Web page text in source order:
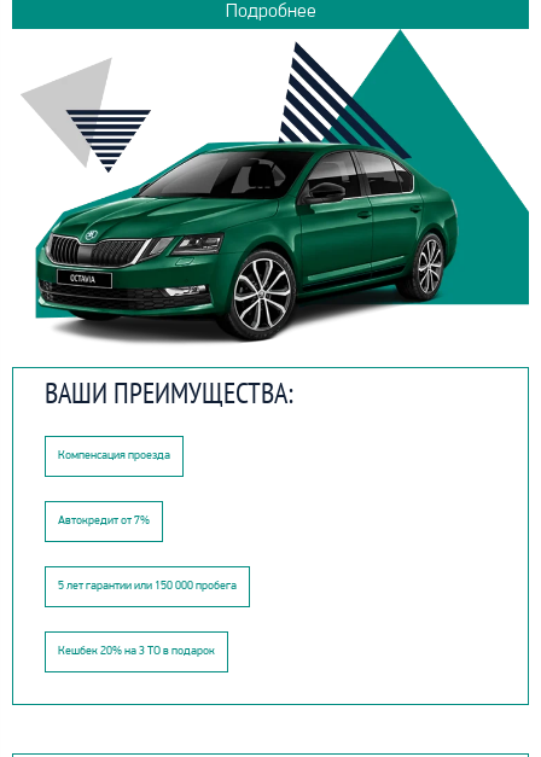
Подробнее
ВАШИ ПРЕИМУЩЕСТВА:
Компенсация проезда
Автокредит от 7%
5 лет гарантии или 150 000 пробега
Кешбек 20% на 3 ТО в подарок